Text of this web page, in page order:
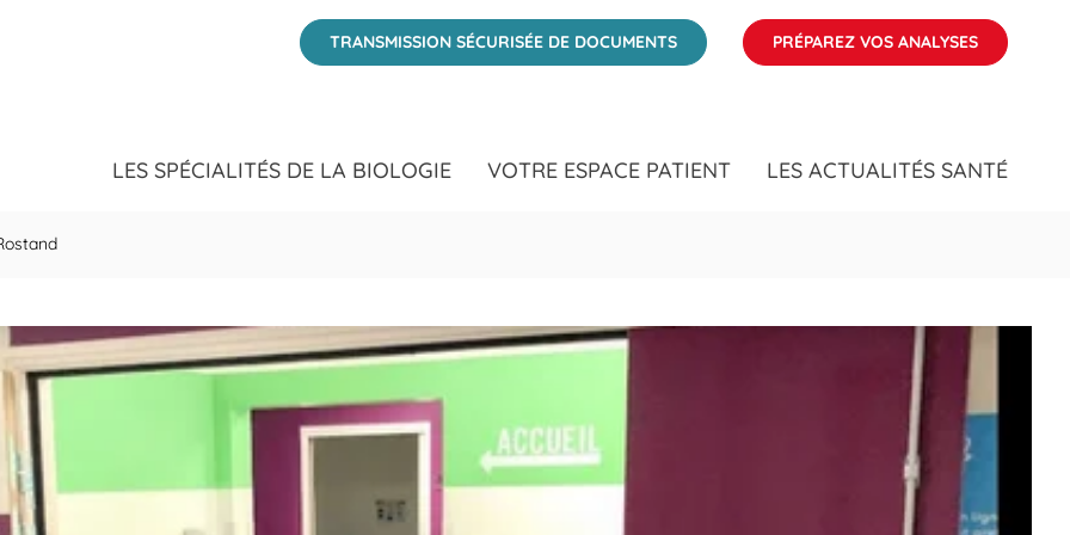
TRANSMISSION SÉCURISÉE DE DOCUMENTS
PRÉPAREZ VOS ANALYSES
LES SPÉCIALITÉS DE LA BIOLOGIE VOTRE ESPACE PATIENT LES ACTUALITÉS SANTÉ